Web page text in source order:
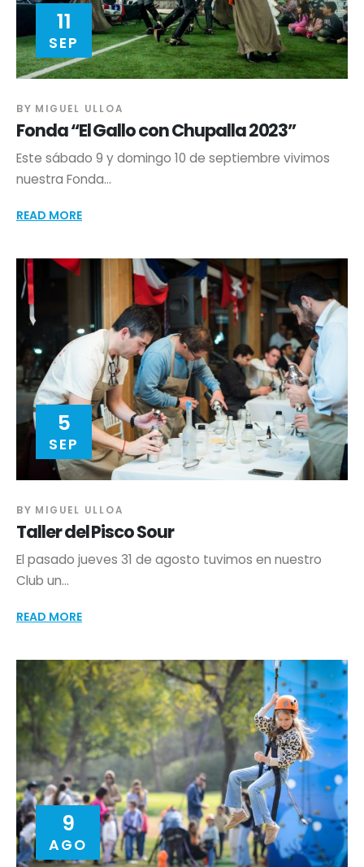
11
SEP
BY MIGUEL ULLOA
Fonda “El Gallo con Chupalla 2023”
Este sábado 9 y domingo 10 de septiembre vivimos
nuestra Fonda...
READ MORE
5
SEP
BY MIGUEL ULLOA
Taller del Pisco Sour
El pasado jueves 31 de agosto tuvimos en nuestro
Club un...
READ MORE
9
AGO